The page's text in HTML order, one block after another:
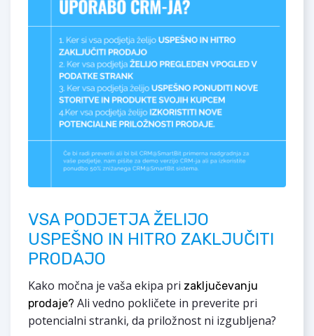
VSA PODJETJA ŽELIJO
USPEŠNO IN HITRO ZAKLJUČITI
PRODAJO
Kako močna je vaša ekipa pri zaključevanju
prodaje? Ali vedno pokličete in preverite pri
potencialni stranki, da priložnost ni izgubljena?